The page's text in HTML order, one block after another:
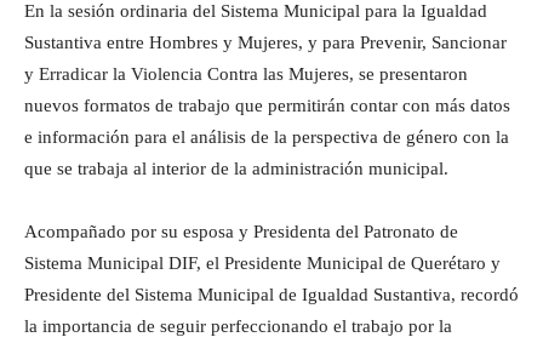
En la sesión ordinaria del Sistema Municipal para la Igualdad
Sustantiva entre Hombres y Mujeres, y para Prevenir, Sancionar
y Erradicar la Violencia Contra las Mujeres, se presentaron
nuevos formatos de trabajo que permitirán contar con más datos
e información para el análisis de la perspectiva de género con la
que se trabaja al interior de la administración municipal.
Acompañado por su esposa y Presidenta del Patronato de
Sistema Municipal DIF, el Presidente Municipal de Querétaro y
Presidente del Sistema Municipal de Igualdad Sustantiva, recordó
la importancia de seguir perfeccionando el trabajo por la